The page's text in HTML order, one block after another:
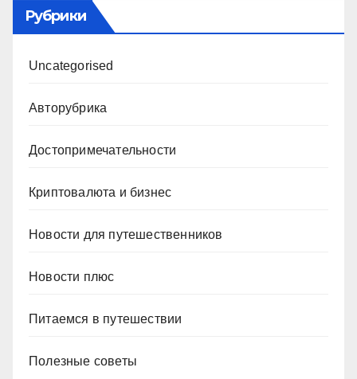
Рубрики
Uncategorised
Авторубрика
Достопримечательности
Криптовалюта и бизнес
Новости для путешественников
Новости плюс
Питаемся в путешествии
Полезные советы